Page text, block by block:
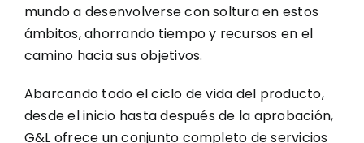
mundo a desenvolverse con soltura en estos
ámbitos, ahorrando tiempo y recursos en el
camino hacia sus objetivos.
Abarcando todo el ciclo de vida del producto,
desde el inicio hasta después de la aprobación,
G&L ofrece un conjunto completo de servicios